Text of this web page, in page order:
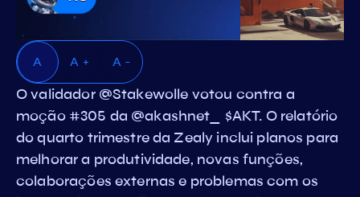
A A + A -
O validador @Stakewolle votou contra a
moção #305 da @akashnet_ $AKT. O relatório
do quarto trimestre da Zealy inclui planos para
melhorar a produtividade, novas funções,
colaborações externas e problemas com os